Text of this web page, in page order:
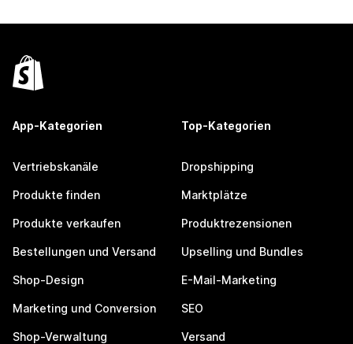
App-Kategorien
Vertriebskanäle
Produkte finden
Produkte verkaufen
Bestellungen und Versand
Shop-Design
Marketing und Conversion
Shop-Verwaltung
Top-Kategorien
Dropshipping
Marktplätze
Produktrezensionen
Upselling und Bundles
E-Mail-Marketing
SEO
Versand